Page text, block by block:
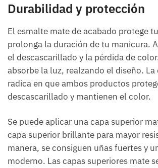
Durabilidad y protección
El esmalte mate de acabado protege
prolonga la duración de tu manicura.
el descascarillado y la pérdida de
absorbe la luz, realzando el diseño.
radica en que ambos productos
descascarillado y mantienen el color.
Se puede aplicar una capa superior
capa superior brillante para mayor
manera, se consiguen uñas fuertes y
moderno. Las capas superiores mate